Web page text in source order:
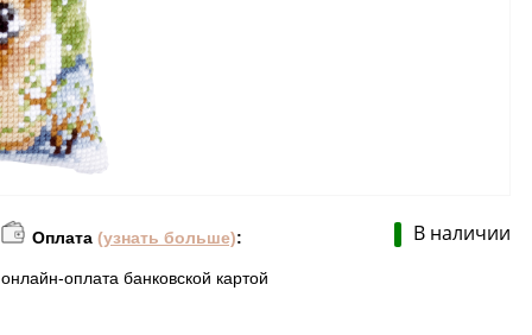
В наличии
Оплата (узнать больше):
онлайн-оплата банковской картой